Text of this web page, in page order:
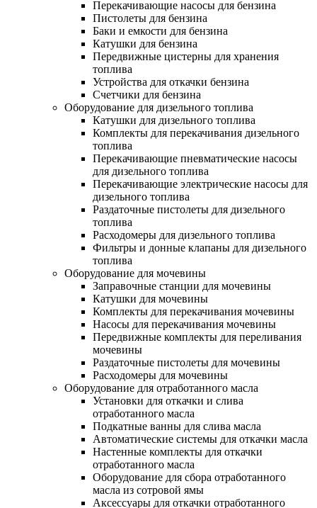
Перекачивающие насосы для бензина
Пистолеты для бензина
Баки и емкости для бензина
Катушки для бензина
Передвижные цистерны для хранения
топлива
Устройства для откачки бензина
Счетчики для бензина
Оборудование для дизельного топлива
Катушки для дизельного топлива
Комплекты для перекачивания дизельного
топлива
Перекачивающие пневматические насосы
для дизельного топлива
Перекачивающие электрические насосы для
дизельного топлива
Раздаточные пистолеты для дизельного
топлива
Расходомеры для дизельного топлива
Фильтры и донные клапаны для дизельного
топлива
Оборудование для мочевины
Заправочные станции для мочевины
Катушки для мочевины
Комплекты для перекачивания мочевины
Насосы для перекачивания мочевины
Передвижные комплекты для переливания
мочевины
Раздаточные пистолеты для мочевины
Расходомеры для мочевины
Оборудование для отработанного масла
Установки для откачки и слива
отработанного масла
Подкатные ванны для слива масла
Автоматические системы для откачки масла
Настенные комплекты для откачки
отработанного масла
Оборудование для сбора отработанного
масла из сотровой ямы
Аксессуары для откачки отработанного